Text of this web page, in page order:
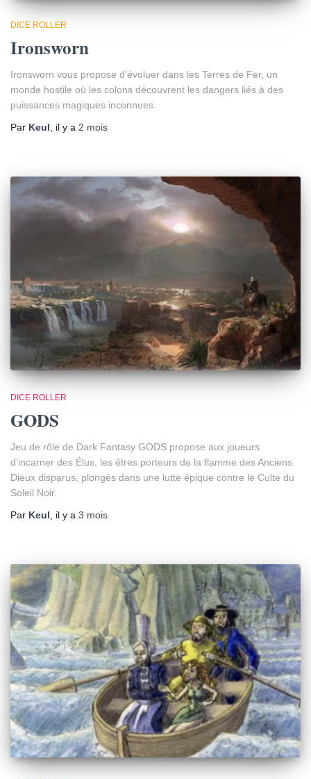
DICE ROLLER
Ironsworn
Ironsworn vous propose d’évoluer dans les Terres de Fer, un
monde hostile où les colons découvrent les dangers liés à des
puissances magiques inconnues.
Par Keul , il y a 2 mois
DICE ROLLER
GODS
Jeu de rôle de Dark Fantasy GODS propose aux joueurs
d’incarner des Élus, les êtres porteurs de la flamme des Anciens
Dieux disparus, plongés dans une lutte épique contre le Culte du
Soleil Noir.
Par Keul , il y a 3 mois